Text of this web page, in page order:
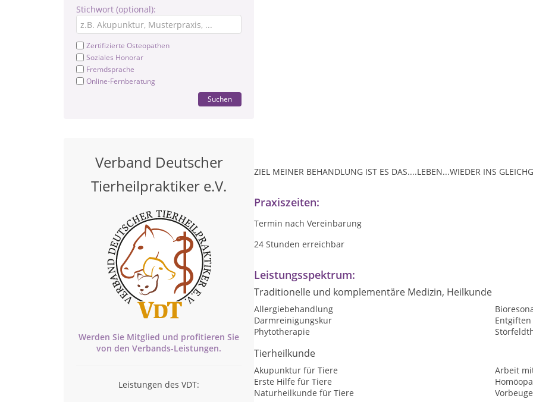
Stichwort (optional):
Zertifizierte Osteopathen
Soziales Honorar
Fremdsprache
Online-Fernberatung
Suchen
Verband Deutscher
Tierheilpraktiker e.V.
Werden Sie Mitglied und profitieren Sie
von den Verbands-Leistungen.
Leistungen des VDT:
ZIEL MEINER BEHANDLUNG IST ES DAS....LEBEN...WIEDER INS
Praxiszeiten:
Termin nach Vereinbarung
24 Stunden erreichbar
Leistungsspektrum:
Traditionelle und komplementäre Medizin, Heilkunde
Allergiebehandlung
Darmreinigungskur
Phytotherapie
Tierheilkunde
Akupunktur für Tiere
Arbeit
Erste Hilfe für Tiere
Naturheilkunde für Tiere